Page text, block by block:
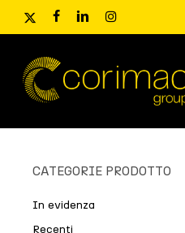
Skip
content
x-
facebooklinkedininstagram
Ricerca
prodotti
CATEGORIE PRODOTTO
In evidenza
Recenti